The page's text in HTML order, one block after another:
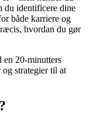
du identificere dine
både karriere og
hvordan du gør
en 20-minutters
og strategier til at